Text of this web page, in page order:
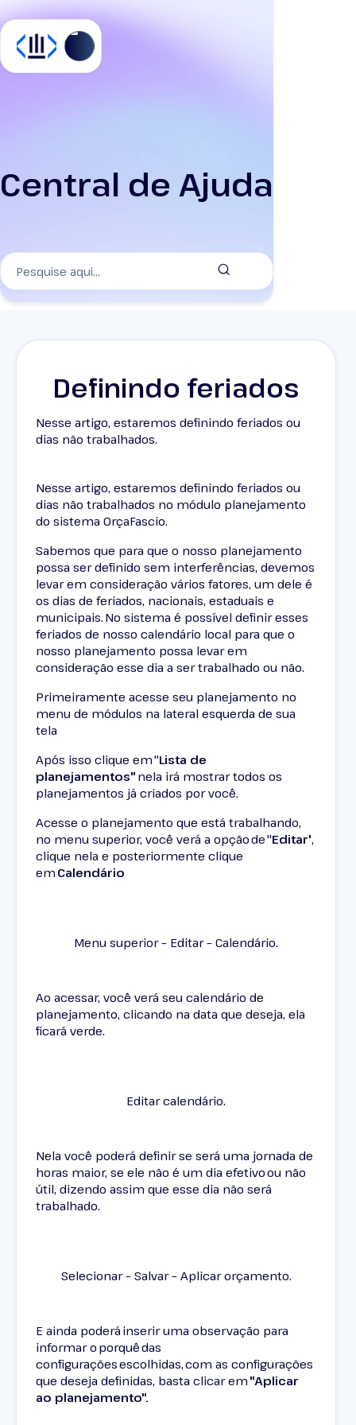
Central de Ajuda
Outros Artigos
Definindo feriados
Nesse artigo, estaremos definindo feriados ou
dias não trabalhados.
Nesse artigo, estaremos definindo feriados ou
dias não trabalhados no módulo planejamento
do sistema OrçaFascio.
Sabemos que para que o nosso planejamento
possa ser definido sem interferências, devemos
levar em consideração vários fatores, um dele é
os dias de feriados, nacionais, estaduais e
municipais. No sistema é possível definir esses
feriados de nosso calendário local para que o
nosso planejamento possa levar em
consideração esse dia a ser trabalhado ou não.
Primeiramente acesse seu planejamento no
menu de módulos na lateral esquerda de sua
tela
Após isso clique em "Lista de
planejamentos" nela irá mostrar todos os
planejamentos já criados por você.
Acesse o planejamento que está trabalhando,
no menu superior, você verá a opção de "Editar',
clique nela e posteriormente clique
em Calendário
Menu superior – Editar – Calendário.
Ao acessar, você verá seu calendário de
planejamento, clicando na data que deseja, ela
ficará verde.
Editar calendário.
Nela você poderá definir se será uma jornada de
horas maior, se ele não é um dia efetivo ou não
útil, dizendo assim que esse dia não será
trabalhado.
Selecionar – Salvar – Aplicar orçamento.
E ainda poderá inserir uma observação para
informar o porquê das
configurações escolhidas, com as configurações
que deseja definidas, basta clicar em "Aplicar
ao planejamento".